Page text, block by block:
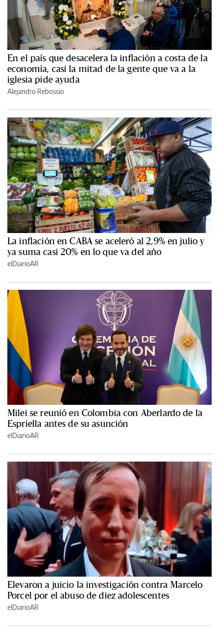
En el país que desacelera la inflación a costa de la
economía, casi la mitad de la gente que va a la
iglesia pide ayuda
Alejandro Rebossio
La inflación en CABA se aceleró al 2,9% en julio y
ya suma casi 20% en lo que va del año
elDiarioAR
Milei se reunió en Colombia con Aberlardo de la
Espriella antes de su asunción
elDiarioAR
Elevaron a juicio la investigación contra Marcelo
Porcel por el abuso de diez adolescentes
elDiarioAR